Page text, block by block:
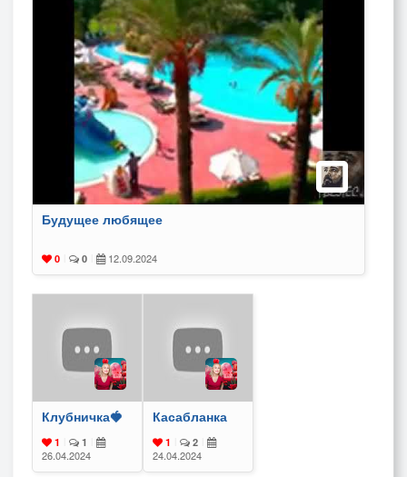
Будущее любящее
0 0 12.09.2024
Клубничка🍓
1 1
26.04.2024
Касабланка
1 2
24.04.2024